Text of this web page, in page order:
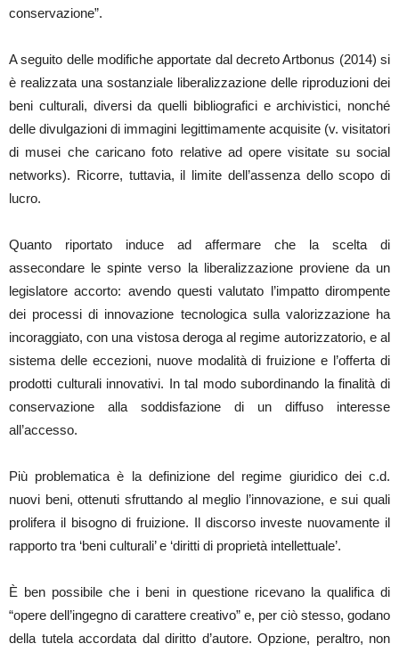
conservazione”.
A seguito delle modifiche apportate dal decreto Artbonus (2014) si
è realizzata una sostanziale liberalizzazione delle riproduzioni dei
beni culturali, diversi da quelli bibliografici e archivistici, nonché
delle divulgazioni di immagini legittimamente acquisite (v. visitatori
di musei che caricano foto relative ad opere visitate su social
networks). Ricorre, tuttavia, il limite dell’assenza dello scopo di
lucro.
Quanto riportato induce ad affermare che la scelta di
assecondare le spinte verso la liberalizzazione proviene da un
legislatore accorto: avendo questi valutato l’impatto dirompente
dei processi di innovazione tecnologica sulla valorizzazione ha
incoraggiato, con una vistosa deroga al regime autorizzatorio, e al
sistema delle eccezioni, nuove modalità di fruizione e l’offerta di
prodotti culturali innovativi. In tal modo subordinando la finalità di
conservazione alla soddisfazione di un diffuso interesse
all’accesso.
Più problematica è la definizione del regime giuridico dei c.d.
nuovi beni, ottenuti sfruttando al meglio l’innovazione, e sui quali
prolifera il bisogno di fruizione. Il discorso investe nuovamente il
rapporto tra ‘beni culturali’ e ‘diritti di proprietà intellettuale’.
È ben possibile che i beni in questione ricevano la qualifica di
“opere dell’ingegno di carattere creativo” e, per ciò stesso, godano
della tutela accordata dal diritto d’autore. Opzione, peraltro, non